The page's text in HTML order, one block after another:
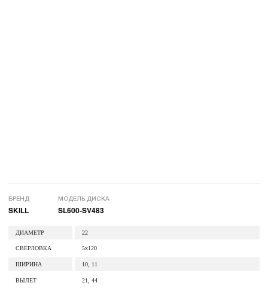
БРЕНД
SKILL
МОДЕЛЬ ДИСКА
SL600-SV483
ДИАМЕТР 22
СВЕРЛОВКА 5x120
ШИРИНА 10, 11
ВЫЛЕТ 21, 44